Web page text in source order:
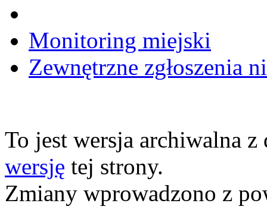
Monitoring miejski
Zewnętrzne zgłoszenia
To jest wersja archiwalna
wersję tej strony.
Zmiany wprowadzono z